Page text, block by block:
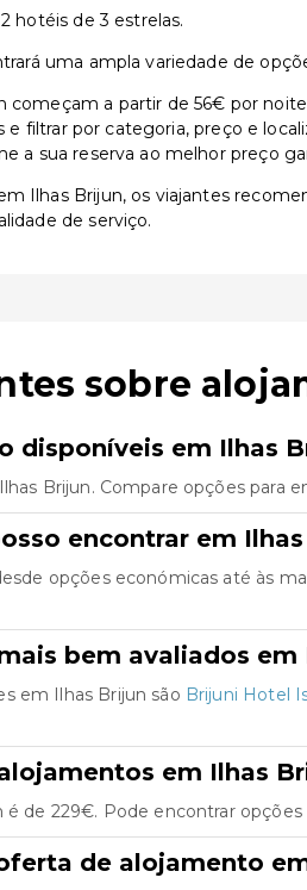
hotéis de 3 estrelas.
uma ampla variedade de
começam a partir de 56€ por
filtrar por categoria, preço e
a sua reserva ao melhor preço
Ilhas Brijun, os viajantes
de serviço.
sobre
disponíveis em Ilhas
Brijun. Compare opções para
encontrar em Ilhas
opções económicas até às
bem avaliados em
em Ilhas Brijun são Brijuni Hotel
em Ilhas
de 229€. Pode encontrar
de alojamento